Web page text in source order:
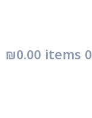
0
items
₪0.00